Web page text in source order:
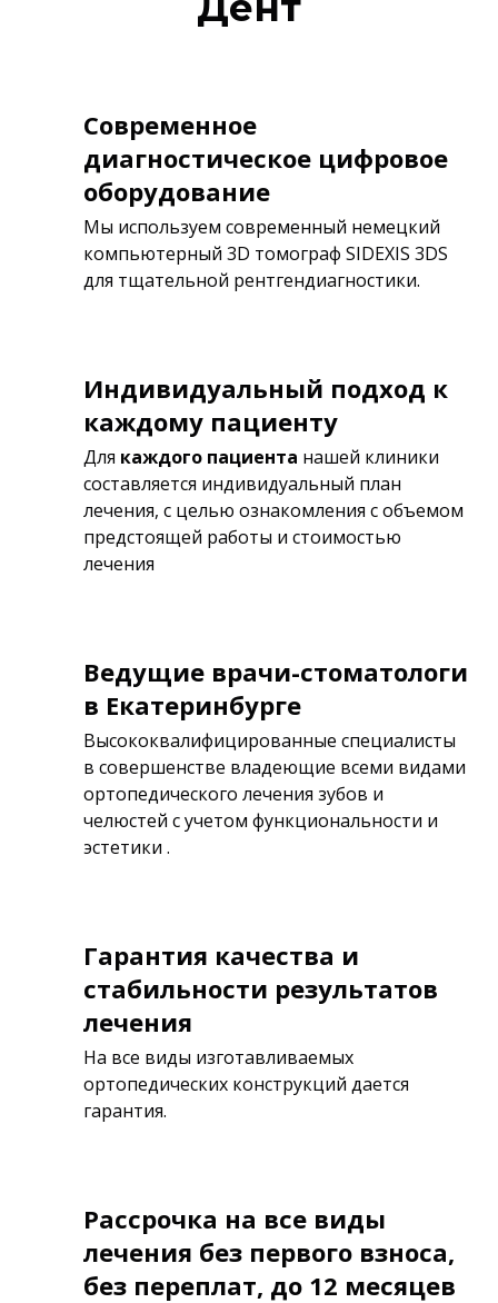
Современное
диагностическое цифровое
оборудование
Мы используем современный немецкий
компьютерный 3D томограф SIDEXIS 3DS
для тщательной рентгендиагностики.
Индивидуальный подход к
каждому пациенту
Для каждого пациента нашей клиники
составляется индивидуальный план
лечения, с целью ознакомления с объемом
предстоящей работы и стоимостью
лечения
Ведущие врачи-стоматологи
в Екатеринбурге
Высококвалифицированные специалисты
в совершенстве владеющие всеми видами
ортопедического лечения зубов и
челюстей с учетом функциональности и
эстетики .
Гарантия качества и
стабильности результатов
лечения
На все виды изготавливаемых
ортопедических конструкций дается
гарантия.
Рассрочка на все виды
лечения без первого взноса,
без переплат, до 12 месяцев